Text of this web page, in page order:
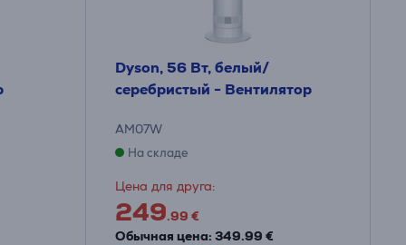
Dyson, 56 Вт, белый/
серебристый - Вентилятор
AM07W
На складе
Цена для друга:
249.99 €
Обычная цена: 349.99 €